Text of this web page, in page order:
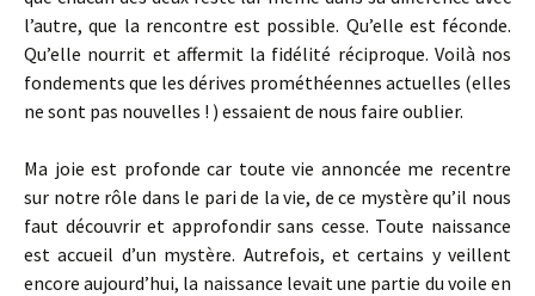
l’autre, que la rencontre est possible. Qu’elle est féconde.
Qu’elle nourrit et affermit la fidélité réciproque. Voilà nos
fondements que les dérives prométhéennes actuelles (elles
ne sont pas nouvelles ! ) essaient de nous faire oublier.
Ma joie est profonde car toute vie annoncée me recentre
sur notre rôle dans le pari de la vie, de ce mystère qu’il nous
faut découvrir et approfondir sans cesse. Toute naissance
est accueil d’un mystère. Autrefois, et certains y veillent
encore aujourd’hui, la naissance levait une partie du voile en